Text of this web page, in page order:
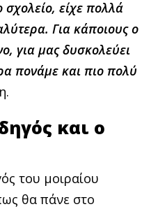
σχολείο, είχε πολλά
Για κάποιους ο
για μας δυσκολεύει
πονάμε και πιο πολύ
και ο
του μοιραίου
θα πάνε στο